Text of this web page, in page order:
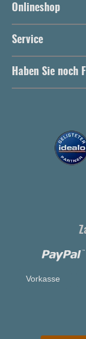
Onlineshop
Service
Haben Sie noch
Vorkasse